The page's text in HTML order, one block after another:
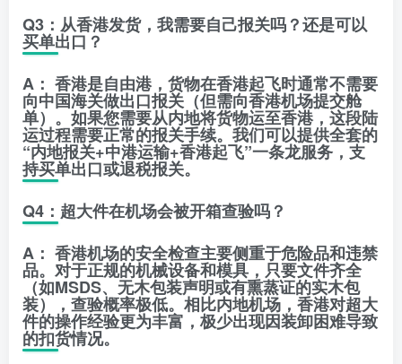
Q3：从香港发货，我需要自己报关吗？还是可以
买单出口？
A： 香港是自由港，货物在香港起飞时通常不需要
向中国海关做出口报关（但需向香港机场提交舱
单）。如果您需要从内地将货物运至香港，这段陆
运过程需要正常的报关手续。我们可以提供全套的
“内地报关+中港运输+香港起飞”一条龙服务，支
持买单出口或退税报关。
Q4：超大件在机场会被开箱查验吗？
A： 香港机场的安全检查主要侧重于危险品和违禁
品。对于正规的机械设备和模具，只要文件齐全
（如MSDS、无木包装声明或有熏蒸证的实木包
装），查验概率极低。相比内地机场，香港对超大
件的操作经验更为丰富，极少出现因装卸困难导致
的扣货情况。